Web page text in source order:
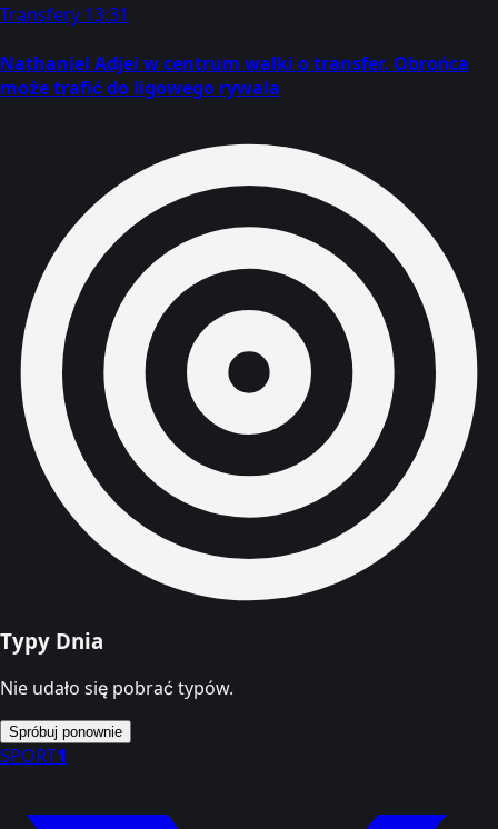
Transfery 13:31
Nathaniel Adjei w centrum walki o transfer. Obrońca
może trafić do ligowego rywala
Typy Dnia
Nie udało się pobrać typów.
Spróbuj ponownie
SPORT1